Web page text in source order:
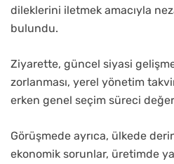
dileklerini iletmek amacıyla
bulundu.
Ziyarette, güncel siyasi
zorlanması, yerel yönetim
erken genel seçim süreci
Görüşmede ayrıca, ülkede
ekonomik sorunlar, üretimde